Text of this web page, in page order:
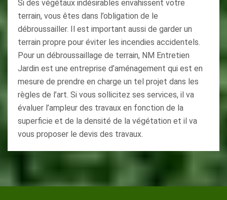
Si des végétaux indésirables envahissent votre
terrain, vous êtes dans l’obligation de le
débroussailler. Il est important aussi de garder un
terrain propre pour éviter les incendies accidentels.
Pour un débroussaillage de terrain, NM Entretien
Jardin est une entreprise d’aménagement qui est en
mesure de prendre en charge un tel projet dans les
règles de l’art. Si vous sollicitez ses services, il va
évaluer l’ampleur des travaux en fonction de la
superficie et de la densité de la végétation et il va
vous proposer le devis des travaux.